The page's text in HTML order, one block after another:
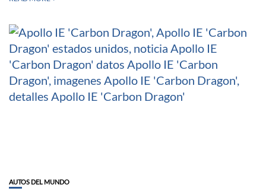
AUTOS DEL MUNDO